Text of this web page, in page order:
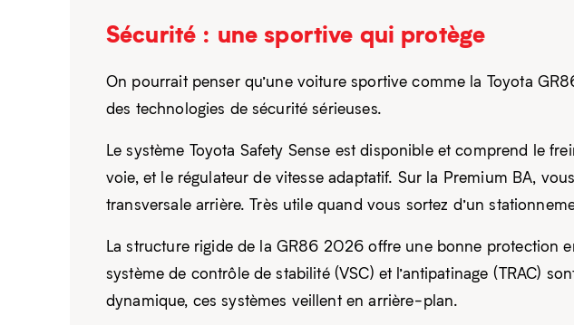
Sécurité : une sportive qui protège
On pourrait penser qu’une voiture sportive comme la Toyota
des technologies de sécurité sérieuses.
Le système Toyota Safety Sense est disponible et comprend le
voie, et le régulateur de vitesse adaptatif. Sur la Premium BA,
transversale arrière. Très utile quand vous sortez d’un
La structure rigide de la GR86 2026 offre une bonne protection
système de contrôle de stabilité (VSC) et l’antipatinage (TRAC)
dynamique, ces systèmes veillent en arrière-plan.